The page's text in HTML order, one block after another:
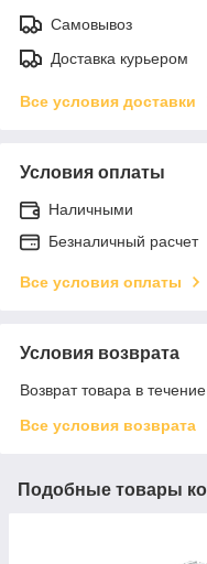
Самовывоз
Доставка курьером
Все условия доставки
Условия оплаты
Наличными
Безналичный расчет
Все условия оплаты
Условия возврата
Возврат товара в
Все условия возврата
Подобные товары